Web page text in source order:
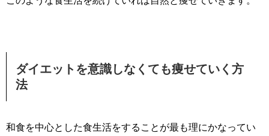
ダイエットを意識しなくても痩せていく方
法
和食を中心とした食生活をすることが最も理にかなってい